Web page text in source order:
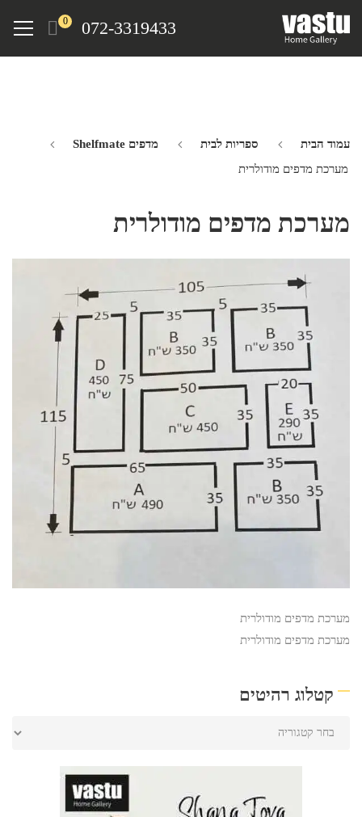
072-3319433
0
Menu
עמוד הבית ספריות לבית
מדפים Shelfmate
מערכת מדפים מודולרית
מערכת מדפים מודולרית
מערכת מדפים מודולרית
מערכת מדפים מודולרית
קטלוג רהיטים